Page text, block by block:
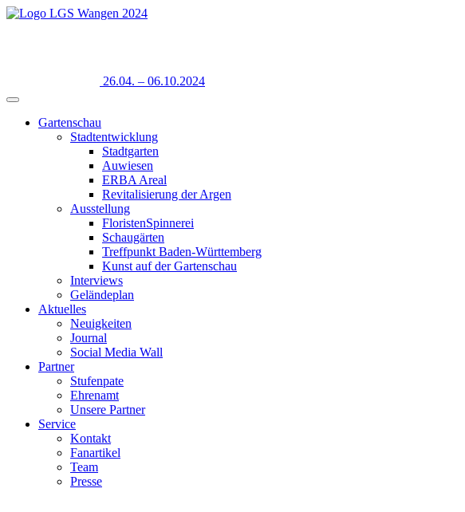
26.04. – 06.10.2024
Gartenschau
Stadtentwicklung
Stadtgarten
Auwiesen
ERBA Areal
Revitalisierung der Argen
Ausstellung
FloristenSpinnerei
Schaugärten
Treffpunkt Baden-Württemberg
Kunst auf der Gartenschau
Interviews
Geländeplan
Aktuelles
Neuigkeiten
Journal
Social Media Wall
Partner
Stufenpate
Ehrenamt
Unsere Partner
Service
Kontakt
Fanartikel
Team
Presse